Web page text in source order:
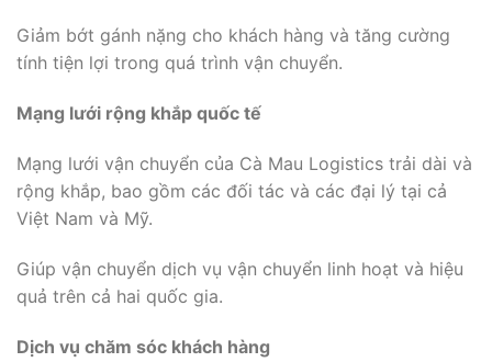
Giảm bớt gánh nặng cho khách hàng và tăng cường
tính tiện lợi trong quá trình vận chuyển.
Mạng lưới rộng khắp quốc tế
Mạng lưới vận chuyển của Cà Mau Logistics trải dài và
rộng khắp, bao gồm các đối tác và các đại lý tại cả
Việt Nam và Mỹ.
Giúp vận chuyển dịch vụ vận chuyển linh hoạt và hiệu
quả trên cả hai quốc gia.
Dịch vụ chăm sóc khách hàng